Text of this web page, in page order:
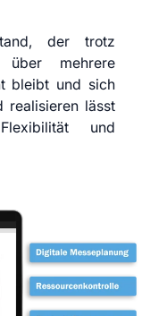
der trotz
über mehrere
bleibt und sich
realisieren lässt
und